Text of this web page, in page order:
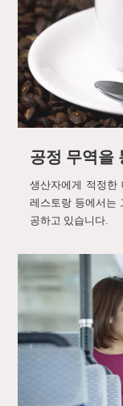
공정 무역을
생산자에게 적정한
레스토랑 등에서는
공하고 있습니다.